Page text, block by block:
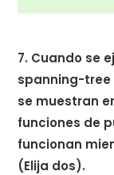
7. Cuando se
spanning-tree
se muestran
funciones de
funcionan
(Elija dos).